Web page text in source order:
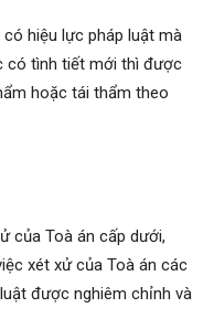
hiệu lực pháp luật mà
có tình tiết mới thì được
hoặc tái thẩm theo
của Toà án cấp dưới,
xét xử của Toà án các
được nghiêm chỉnh và